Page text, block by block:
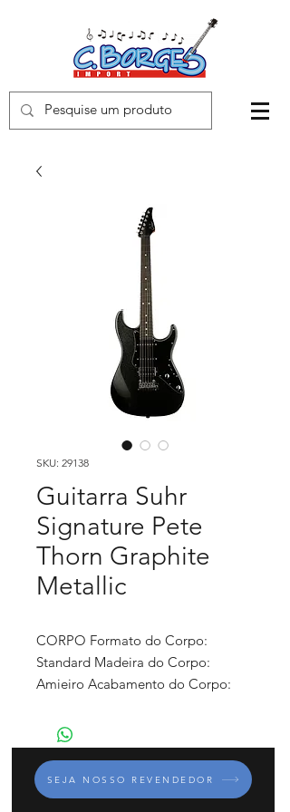
SKU: 29138
Guitarra Suhr
Signature Pete
Thorn Graphite
Metallic
CORPO Formato do Corpo:
Standard Madeira do Corpo:
Amieiro Acabamento do Corpo:
Braço: Maple Torrado Madeira da
Escala: Ébano Acabamento do
Braço: Óleo Perfil do Braço: Pete
Thorn 60's Soft V .830"-.910" Raio
SEJA NOSSO REVENDEDOR